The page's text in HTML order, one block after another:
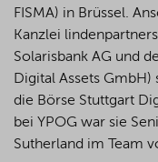
FISMA) in Brüssel.
Kanzlei
Solarisbank AG und
Digital Assets
die Börse Stuttgart
bei YPOG war sie
Sutherland im Team